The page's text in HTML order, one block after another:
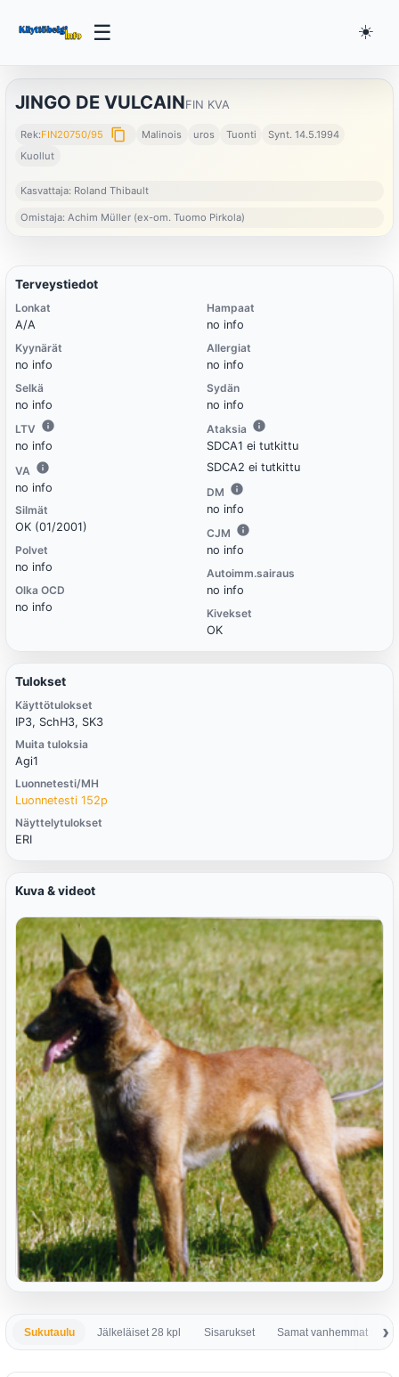
☰ ☀️
JINGO DE VULCAINFIN KVA
Rek:FIN20750/95 content_copy Malinois uros Tuonti
Synt. 14.5.1994
Kuollut
Kasvattaja: Roland Thibault
Omistaja: Achim Müller (ex-om. Tuomo Pirkola)
Terveystiedot
Lonkat
A/A
Kyynärät
no info
Selkä
no info
LTV
no info
VA
no info
Silmät
OK (01/2001)
Polvet
no info
Olka OCD
no info
Hampaat
no info
Allergiat
no info
Sydän
no info
Ataksia
SDCA1 ei tutkittu
SDCA2 ei tutkittu
DM
no info
CJM
no info
Autoimm.sairaus
no info
Kivekset
OK
Tulokset
Käyttötulokset
IP3, SchH3, SK3
Muita tuloksia
Agi1
Luonnetesti/MH
Luonnetesti 152p
Näyttelytulokset
ERI
Kuva & videot
Sukutaulu Jälkeläiset 28 kpl Sisarukset Samat vanhemmat